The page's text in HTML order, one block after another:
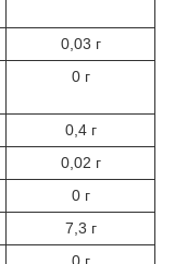
0,03 г
0 г
0,4 г
0,02 г
0 г
7,3 г
0 г